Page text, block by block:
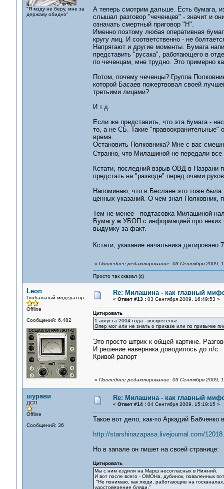
"Я мзду не беру, мне за
державу обидно"
А теперь смотрим дальше. Есть бумага,
слышал разговор "чеченцев" - значит и
означать смертный приговор "Н".
Именно поэтому любая оперативная
кругу лиц. И соответственно - не
Напрягают и другие моменты. Бумага
представить "русака", работающего в
по чеченцам, мне трудно. Это примерно
Потом, почему чеченцы? Группа
которой Басаев пожертвовал своей
третьими лицами?
И т.д.
Если же представить, что эта бумага -
то, а не СБ. Такие "правоохранительные"
время.
Остановить Полковника? Мне с вас
Странно, что Милашиной не передали
Кстати, последний взрыв ОВД в Назрани
предстать на "разводе" перед очами
Напоминаю, что в Беслане это тоже была
ценных указаний. О чем знал Полковник,
Тем не менее - подтасовка Милашиной
Бумагу вУБОП с информацией про неких
выдумку за факт.
Кстати, указание начальника
« Последнее редактирование: 03 Сентября 2009,
Просто так сказал (с)
Leon
Глобальный модератор
Offline
Сообщений: 6,482
Re: Милашина - как главный
« Ответ #13 :03 Сентября 2009, 16:49:53 »
Цитировать
1 августа 2004 года - воскресенье.
Опер мог или не знать о приказе или по привычке
Это просто штрих к общей картине.
И решение наверняка доводилось до л/c.
Кривой рапорт
« Последнее редактирование: 03 Сентября 2009,
шурави
ДСП
Offline
Сообщений: 36
Re: Милашина - как главный
« Ответ #14 :04 Сентября 2009, 15:19:15 »
Такое вот дело, как-то Аркадий
http://starshinazapasa.livejournal.com/
Но в запале он пишет на своей странице:
Цитировать
Мы с ним ездили на Марш несогласных в Нижний.
И вот после всего - ОМОНа, дубинок, поваленных
"Не понимаю, как люди, работающие на
удостоверение бляди."